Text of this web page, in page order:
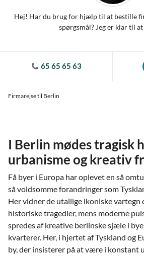
Hej! Har du brug for hjælp til at bestille
spørgsmål? Jeg er klar til
65 65 65 63
Firmarejse til Berlin
I Berlin mødes tragisk
urbanisme og kreativ
Få byer i Europa har oplevet en så
så voldsomme forandringer som
Her vidner de utallige ikoniske vartegn
historiske tragedier, mens moderne
spredes af kreative berlinske sjæle i
kvarterer. Her, i hjertet af Tyskland og
by, der insisterer på at være i konstant